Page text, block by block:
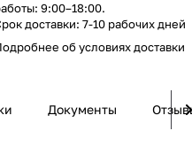
9:00–18:00.
доставки: 7-10 рабочих дней
обусловиях доставки
Документы